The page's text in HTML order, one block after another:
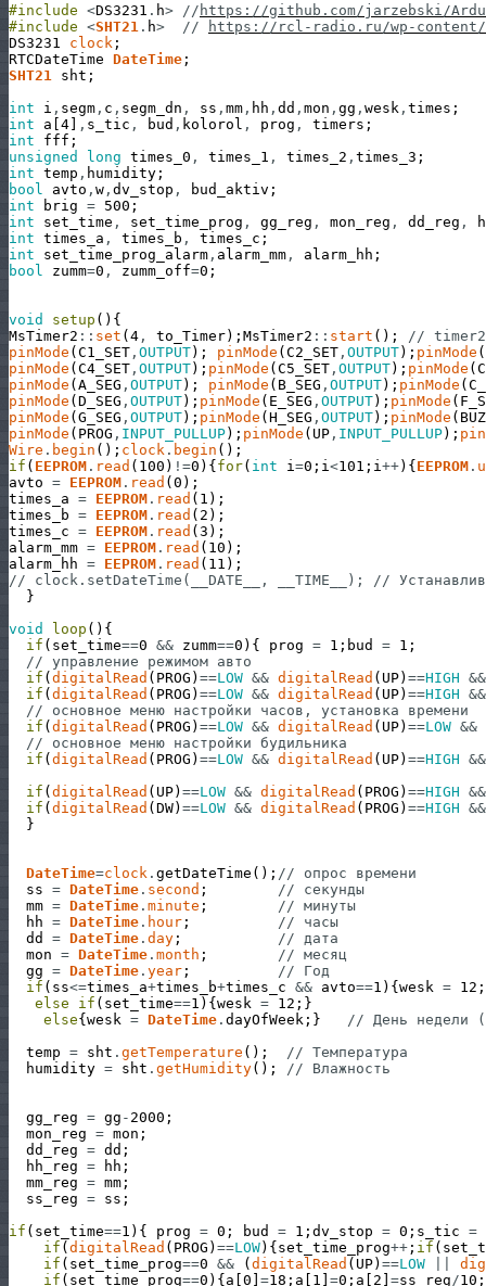
#include <DS3231 . h> // https://github.com/jarzebski/
#include <SHT21 . h> //
https://rcl-radio.ru/wp-content/
DS3231
clock ;
RTCDateTime DateTime ;
SHT21
sht ;
int
i , segm , c , segm_dn , ss , mm , hh , dd , mon , gg , wesk , times ;
int
a [4] , s_tic , bud , kolorol , prog , timers ;
int
fff ;
unsigned
long times_0 , times_1 , times_2 , times_3 ;
int temp , humidity ;
bool
avto , w , dv_stop , bud_aktiv ;
int
brig = 500 ;
int
set_time , set_time_prog , gg_reg , mon_reg , dd_reg ,
int times_a , times_b , times_c ;
int
set_time_prog_alarm , alarm_mm , alarm_hh ;
bool
zumm=0 , zumm_off=0 ;
void setup ( ) {
MsTimer2 : : set (4 , to_Timer) ; MsTimer2 : : start ( ) ;
// timer2
pinMode (C1_SET , OUTPUT) ; pinMode (C2_SET , OUTPUT) ; pinMode (
pinMode (C4_SET , OUTPUT) ; pinMode (C5_SET , OUTPUT) ; pinMode (
pinMode (A_SEG , OUTPUT) ; pinMode ( B_SEG , OUTPUT) ; pinMode (
pinMode (D_SEG , OUTPUT) ; pinMode ( E_SEG , OUTPUT) ; pinMode (
pinMode (G_SEG , OUTPUT) ; pinMode (H_SEG , OUTPUT) ; pinMode (
pinMode ( PROG , INPUT_PULLUP) ; pinMode ( UP , INPUT_PULLUP) ;
Wire . begin ( ) ; clock . begin ( ) ;
if ( EEPROM . read ( 100 ) !=0 ) {for( int i =0 ; i <101 ; i ++) {EEPROM .
avto = EEPROM . read (0 ) ;
times_a = EEPROM . read ( 1 ) ;
times_b = EEPROM . read ( 2 ) ;
times_c = EEPROM . read (3 ) ;
alarm_mm = EEPROM . read ( 10 ) ;
alarm_hh = EEPROM . read ( 11 ) ;
// clock.setDateTime(__DATE__, __TIME__); //
}
void
loop ( ) {
if ( set_time==0 && zumm==0 ) { prog = 1 ; bud = 1 ;
// управление режимом авто
if (digitalRead ( PROG ) ==LOW && digitalRead ( UP) ==HIGH &&
if (digitalRead ( PROG ) ==LOW && digitalRead ( UP) ==HIGH &&
// основное меню настройки часов, установка времени
if (digitalRead ( PROG ) ==LOW && digitalRead ( UP) ==LOW &&
// основное меню настройки будильника
if (digitalRead ( PROG ) ==LOW && digitalRead ( UP) ==HIGH &&
if (digitalRead ( UP) ==LOW && digitalRead ( PROG ) ==HIGH &&
if (digitalRead (DW) ==LOW && digitalRead ( PROG ) ==HIGH &&
}
DateTime=clock . getDateTime ( ) ; // опрос времени
ss = DateTime . second ;
// секунды
mm = DateTime . minute ;
// минуты
hh = DateTime . hour ;
// часы
dd
= DateTime . day ;
// дата
mon = DateTime . month ;
// месяц
gg = DateTime . year ;
// Год
if ( ss<=times_a+times_b+times_c && avto==1 ) {wesk = 12 ;
else
if ( set_time==1 ) {wesk = 12 ; }
else{wesk = DateTime . dayOfWeek ; }
// День недели
temp = sht . getTemperature ( ) ;
// Температура
humidity = sht . getHumidity( ) ; // Влажность
gg_reg = gg - 2000 ;
mon_reg = mon ;
dd_reg = dd ;
hh_reg = hh ;
mm_reg = mm ;
ss_reg = ss ;
if ( set_time==1 ) { prog = 0 ; bud = 1 ; dv_stop = 0 ; s_tic =
if (digitalRead ( PROG ) ==LOW) {set_time_prog++ ; if (
if ( set_time_prog==0 && (digitalRead ( UP) ==LOW
if ( set_time_prog==0 ) {a [0 ] =18 ; a [ 1 ] =0 ; a [ 2 ] =ss_reg /10 ;